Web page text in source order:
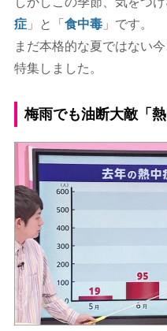
症」と「食中毒」です。
まだ本格的な夏ではない
特集しました。
梅雨でも油断大敵「熱